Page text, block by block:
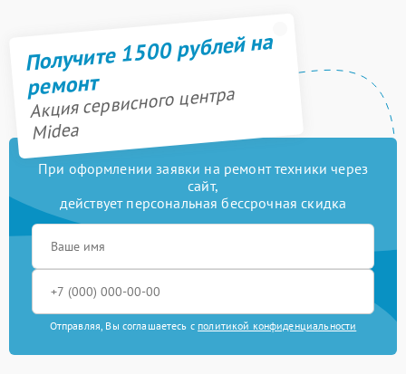
Получите 1500 рублей на
ремонт
Акция сервисного центра
Midea
При оформлении заявки на ремонт техники через
сайт,
действует персональная бессрочная скидка
Отправляя, Вы соглашаетесь с политикой конфиденциальности